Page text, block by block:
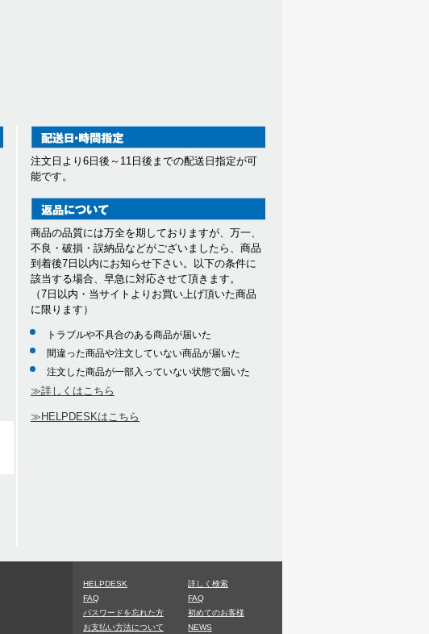
注文日より6日後～11日後までの配送日指定が可
能です。
商品の品質には万全を期しておりますが、万一、
不良・破損・誤納品などがございましたら、商品
到着後7日以内にお知らせ下さい。以下の条件に
該当する場合、早急に対応させて頂きます。
（7日以内・当サイトよりお買い上げ頂いた商品
に限ります）
トラブルや不具合のある商品が届いた
間違った商品や注文していない商品が届いた
注文した商品が一部入っていない状態で届いた
≫詳しくはこちら
≫HELPDESKはこちら
HELPDESK
FAQ
パスワードを忘れた方
お支払い方法について
詳しく検索
FAQ
初めてのお客様
NEWS